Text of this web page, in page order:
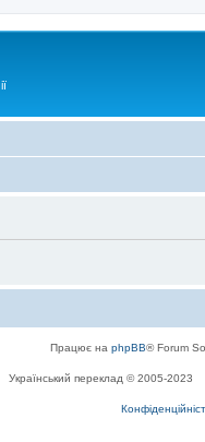
Працює на phpBB® Forum
Український переклад © 2005-2023